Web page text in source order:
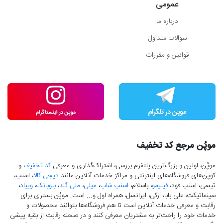
عمومی
درباره ما
سوالات متداول
قوانین و مقررات
موپُن مرجع کد تخفیف
موپُن، اولین و بزرگ‌ترین پلتفرم بررسی، اشتراک‌گذاری و معرفیکد تخفیف و
کوپن‌های فروشگاه‌های اینترنتی و مراکز خدمات آنلاین مانند دیجی کالا، اسنپ،
تپسی، اسنپ فود، فیلیمو، باسلام، اسنپ شاپ، میلی، ملی گلد، بلوبانک، ویپاد،
سینماتیکت، علی بابا، ازکی، ایرانسل، همراه اول و... است. موپُن بستری برای
رقابت و معرفی خدمات آنلاین است تا هم فروشگاه‌ها بتوانند محصولات و
خدمات خود را راحت‌تر به مشتریان معرفی کنند و در صحنه رقابت از بقیه پیشی